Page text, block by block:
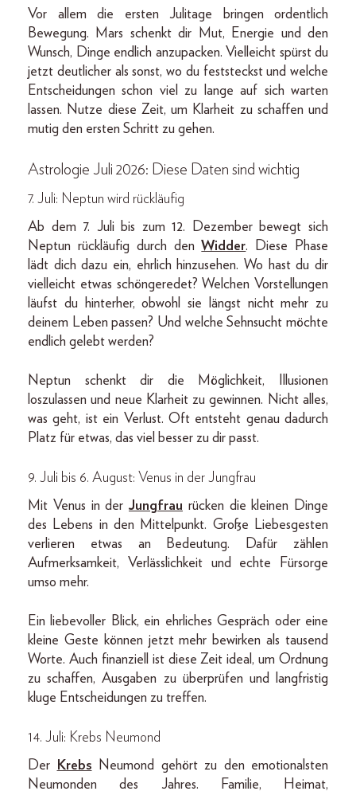
Vor allem die ersten Julitage bringen ordentlich
Bewegung. Mars schenkt dir Mut, Energie und den
Wunsch, Dinge endlich anzupacken. Vielleicht spürst du
jetzt deutlicher als sonst, wo du feststeckst und welche
Entscheidungen schon viel zu lange auf sich warten
lassen. Nutze diese Zeit, um Klarheit zu schaffen und
mutig den ersten Schritt zu gehen.
Astrologie Juli 2026: Diese Daten sind wichtig
7. Juli: Neptun wird rückläufig
Ab dem 7. Juli bis zum 12. Dezember bewegt sich
Neptun rückläufig durch denWidder. Diese Phase
lädt dich dazu ein, ehrlich hinzusehen. Wo hast du dir
vielleicht etwas schöngeredet? Welchen Vorstellungen
läufst du hinterher, obwohl sie längst nicht mehr zu
deinem Leben passen? Und welche Sehnsucht möchte
endlich gelebt werden?
Neptun schenkt dir die Möglichkeit, Illusionen
loszulassen und neue Klarheit zu gewinnen. Nicht alles,
was geht, ist ein Verlust. Oft entsteht genau dadurch
Platz für etwas, das viel besser zu dir passt.
9. Juli bis 6. August: Venus in der Jungfrau
Mit Venus in der Jungfrau rücken die kleinen Dinge
des Lebens in den Mittelpunkt. Große Liebesgesten
verlieren etwas an Bedeutung. Dafür zählen
Aufmerksamkeit, Verlässlichkeit und echte Fürsorge
umso mehr.
Ein liebevoller Blick, ein ehrliches Gespräch oder eine
kleine Geste können jetzt mehr bewirken als tausend
Worte. Auch finanziell ist diese Zeit ideal, um Ordnung
zu schaffen, Ausgaben zu überprüfen und langfristig
kluge Entscheidungen zu treffen.
14. Juli: Krebs Neumond
Der
Krebs Neumond gehört zu den emotionalsten
Neumonden des Jahres. Familie, Heimat,